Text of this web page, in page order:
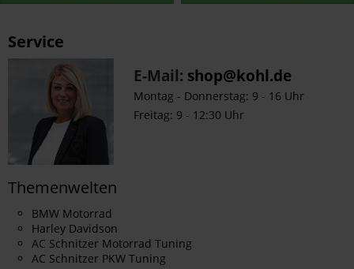
Service
E-Mail: shop@kohl.de
Montag - Donnerstag: 9 - 16 Uhr
Freitag: 9 - 12:30 Uhr
Themenwelten
BMW Motorrad
Harley Davidson
AC Schnitzer Motorrad Tuning
AC Schnitzer PKW Tuning